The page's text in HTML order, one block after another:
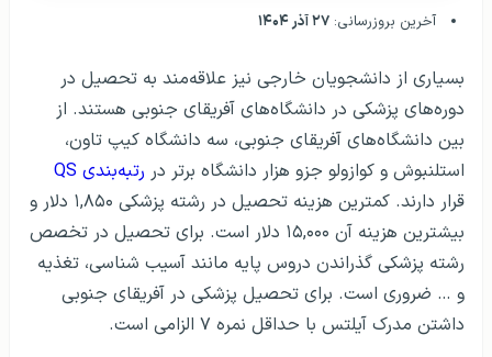
آخرین بروزرسانی: ۲۷ آذر ۱۴۰۴
بسیاری از دانشجویان خارجی نیز علاقه‌مند به تحصیل در
دوره‌های پزشکی در دانشگاه‌های آفریقای جنوبی هستند. از
بین دانشگاه‌های آفریقای جنوبی، سه دانشگاه کیپ تاون،
استلنبوش و کوازولو جزو هزار دانشگاه برتر در رتبه‌بندی QS
قرار دارند. کمترین هزینه تحصیل در رشته پزشکی ۱,۸۵۰ دلار و
بیشترین هزینه آن ۱۵,۰۰۰ دلار است. برای تحصیل در تخصص
رشته پزشکی گذراندن دروس پایه مانند آسیب شناسی، تغذیه
و … ضروری است. برای تحصیل پزشکی در آفریقای جنوبی
داشتن مدرک آیلتس با حداقل نمره ۷ الزامی است.